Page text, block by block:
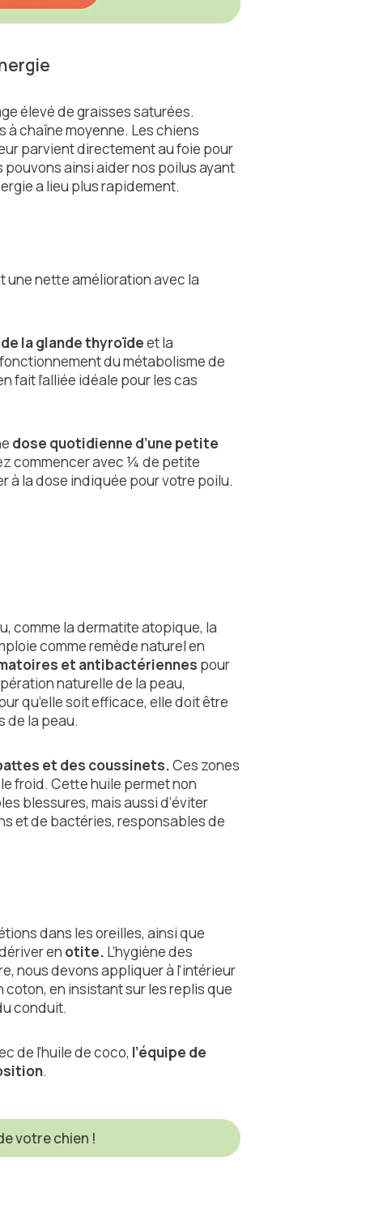
élevé de graisses saturées.
à chaîne moyenne. Les chiens
parvient directement au foie pour
pouvons ainsi aider nos poilus ayant
a lieu plus rapidement.
une nette amélioration avec la
la glande thyroïdeet la
du métabolisme de
fait l’alliée idéale pour les cas
dose quotidienne d’une petite
commencer avec ¼ de petite
à la dose indiquée pour votre poilu.
comme la dermatite atopique, la
comme remède naturel en
et antibactériennes pour
naturelle de la peau,
qu’elle soit efficace, elle doit être
de la peau.
et des coussinets.Ces zones
froid. Cette huile permet non
blessures, mais aussi d’éviter
et de bactéries, responsables de
dans les oreilles, ainsi que
en otite. L’hygiène des
nous devons appliquer à l’intérieur
coton, en insistant sur les replis que
conduit.
de l’huile de coco, l’équipe de
.
votre chien !